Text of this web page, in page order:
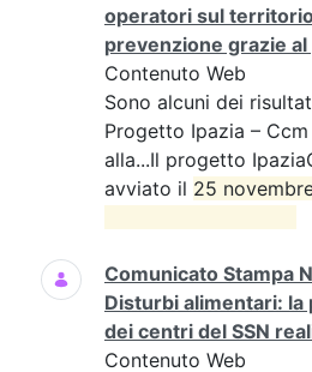
operatori sul
prevenzione grazie
Contenuto Web
Sono alcuni dei
Progetto Ipazia – Ccm
alla...Il progetto
avviato il 25
Comunicato Stampa
Disturbi alimentari: la
dei centri del SSN
Contenuto Web